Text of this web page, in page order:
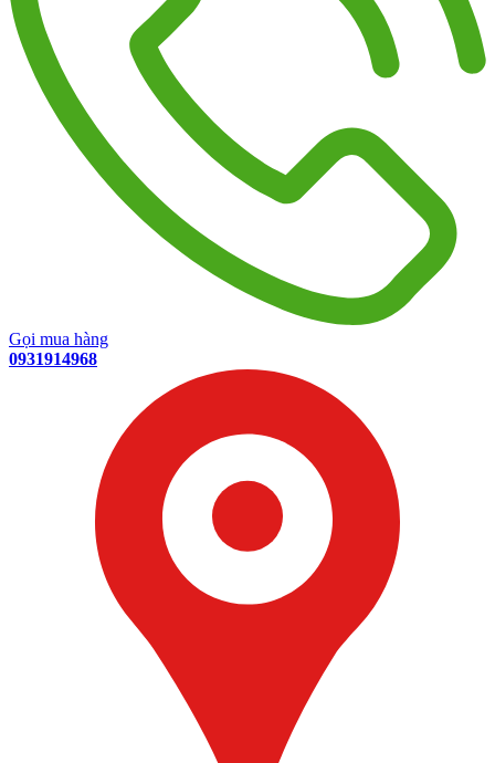
Gọi mua hàng
0931914968